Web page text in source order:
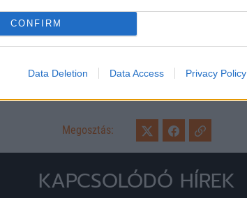
CONFIRM
Data Deletion Data Access Privacy Policy
Megosztás:
KAPCSOLÓDÓ HÍREK